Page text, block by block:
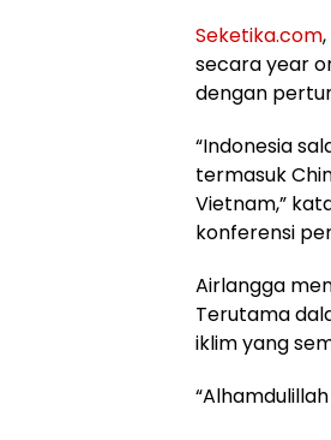
Seketika.com
secara year
dengan
“Indonesia
termasuk
Vietnam,”
konferensi
Airlangga
Terutama
iklim yang